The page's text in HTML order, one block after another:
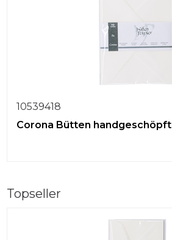
10539418
Corona Bütten handgeschöpft
Topseller